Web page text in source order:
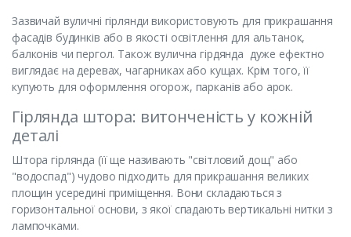
Зазвичай вуличні гірлянди використовують для прикрашання
фасадів будинків або в якості освітлення для альтанок,
балконів чи пергол. Також вулична гірдянда дуже ефектно
виглядає на деревах, чагарниках або кущах. Крім того, її
купують для оформлення огорож, парканів або арок.
Гірлянда штора: витонченість у кожній
деталі
Штора гірлянда (її ще називають "світловий дощ" або
"водоспад") чудово підходить для прикрашання великих
площин усередині приміщення. Вони складаються з
горизонтальної основи, з якої спадають вертикальні нитки з
лампочками.